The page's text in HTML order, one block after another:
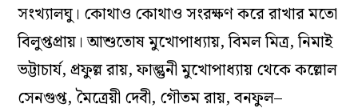
সংখ্যালঘু। কোথাও কোথাও সংরক্ষণ করে রাখার মতো
বিলুপ্তপ্রায়। আশুতোষ মুখোপাধ্যায়, বিমল মিত্র, নিমাই
ভট্টাচার্য, প্রফুল্ল রায়, ফাল্গুনী মুখোপাধ্যায় থেকে কল্লোল
সেনগুপ্ত, মৈত্রেয়ী দেবী, গৌতম রায়, বনফুল–